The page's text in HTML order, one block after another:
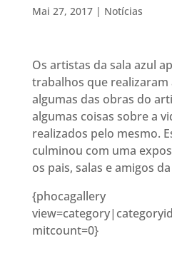
Mai 27, 2017| Notícias
Os artistas da sala azul
trabalhos que
algumas das obras do
algumas coisas sobre a
realizados pelo mesmo.
culminou com uma
os pais, salas e amigos
{phocagallery
mitcount=0}